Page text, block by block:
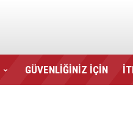
GÜVENLİĞİNİZ İÇİN